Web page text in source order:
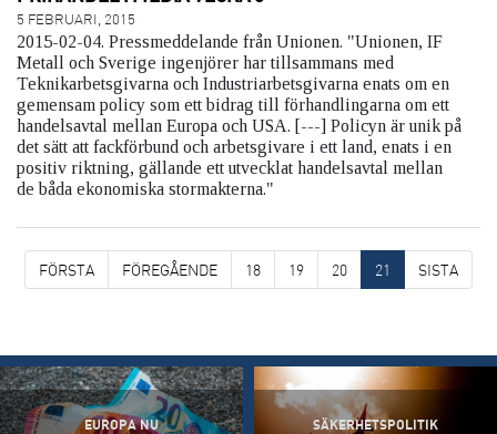
5 FEBRUARI, 2015
2015-02-04. Pressmeddelande från Unionen. "Unionen, IF
Metall och Sverige ingenjörer har tillsammans med
Teknikarbetsgivarna och Industriarbetsgivarna enats om en
gemensam policy som ett bidrag till förhandlingarna om ett
handelsavtal mellan Europa och USA. [---] Policyn är unik på
det sätt att fackförbund och arbetsgivare i ett land, enats i en
positiv riktning, gällande ett utvecklat handelsavtal mellan
de båda ekonomiska stormakterna."
FÖRSTA FÖREGÅENDE 18 19 20 21 SISTA
EUROPA NU SÄKERHETSPOLITIK